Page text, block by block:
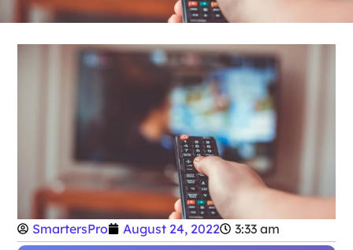
SmartersPro August 24, 2022 3:33 am